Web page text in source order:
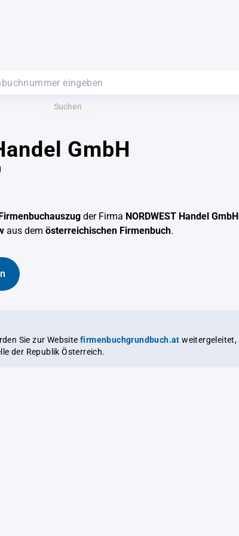
Suchen
GmbH
der Firma NORDWEST Handel GmbH
aus dem österreichischen Firmenbuch.
Sie zur Website firmenbuchgrundbuch.at weitergeleitet,
der Republik Österreich.